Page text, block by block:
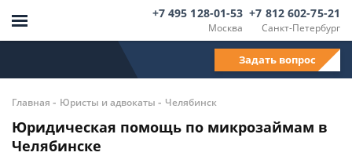
Москва
+7 495 128-01-53
Санкт-Петербург
+7 812 602-75-21
Задать вопрос
Главная - Юристы и адвокаты - Челябинск
Юридическая помощь по микрозаймам в
Челябинске